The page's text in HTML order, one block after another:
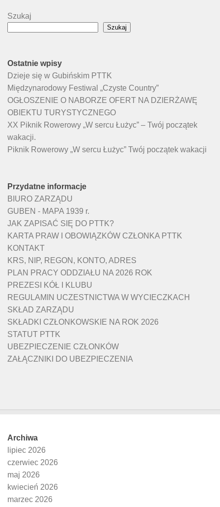
Szukaj
Szukaj
Ostatnie wpisy
Dzieje się w Gubińskim PTTK
Międzynarodowy Festiwal „Czyste Country”
OGŁOSZENIE O NABORZE OFERT NA DZIERŻAWĘ
OBIEKTU TURYSTYCZNEGO
XX Piknik Rowerowy „W sercu Łużyc” – Twój początek
wakacji.
Piknik Rowerowy „W sercu Łużyc” Twój początek wakacji
Przydatne informacje
BIURO ZARZĄDU
GUBEN - MAPA 1939 r.
JAK ZAPISAĆ SIĘ DO PTTK?
KARTA PRAW I OBOWIĄZKÓW CZŁONKA PTTK
KONTAKT
KRS, NIP, REGON, KONTO, ADRES
PLAN PRACY ODDZIAŁU NA 2026 ROK
PREZESI KÓŁ I KLUBU
REGULAMIN UCZESTNICTWA W WYCIECZKACH
SKŁAD ZARZĄDU
SKŁADKI CZŁONKOWSKIE NA ROK 2026
STATUT PTTK
UBEZPIECZENIE CZŁONKÓW
ZAŁĄCZNIKI DO UBEZPIECZENIA
Archiwa
lipiec 2026
czerwiec 2026
maj 2026
kwiecień 2026
marzec 2026